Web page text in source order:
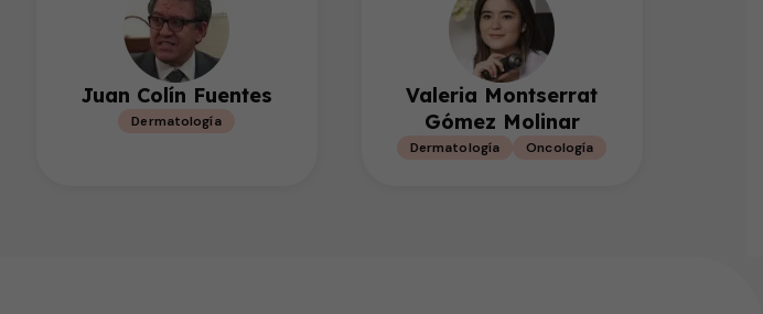
Juan Colín Fuentes
Dermatología
Valeria Montserrat
Gómez Molinar
Dermatología Oncología